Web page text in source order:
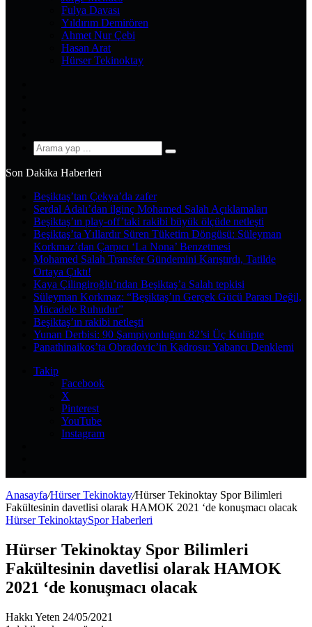
Fulya Davası
Yıldırım Demirören
Ahmet Nur Çebi
Hasan Arat
Hürser Tekinoktay
Arama
Son Dakika Haberleri
Beşiktaş’tan Çekya’da zafer
Serdal Adalı’dan ilginç Mohamed Salah Açıklamaları
Beşiktaş’ın play-off’taki rakibi büyük ölçüde netleşti
Beşiktaş’ta Yıllardır Süren Tüketim Döngüsü: Süleyman
Korkmaz’dan Çarpıcı ‘La Nona’ Benzetmesi
Mohamed Salah Transfer Gündemini Karıştırdı, Tatilde
Ortaya Çıktı!
Kaya Çilingiroğlu’ndan Beşiktaş’a Salah tepkisi
Süleyman Korkmaz: “Beşiktaş’ın Gerçek Gücü Parası Değil,
Mücadele Ruhudur”
Beşiktaş’ın rakibi netleşti
Yunan Derbisi: 90 Şampiyonluğun 82’si Üç Kulüpte
Panathinaikos’ta Obradovic’in Kadrosu: Yabancı Denklemi
Takip
Facebook
X
Pinterest
YouTube
Instagram
Anasayfa/Hürser Tekinoktay/Hürser Tekinoktay Spor Bilimleri
Fakültesinin davetlisi olarak HAMOK 2021 ‘de konuşmacı olacak
Hürser TekinoktaySpor Haberleri
Hürser Tekinoktay Spor Bilimleri
Fakültesinin davetlisi olarak HAMOK
2021 ‘de konuşmacı olacak
Hakkı Yeten Bir
24/05/2021